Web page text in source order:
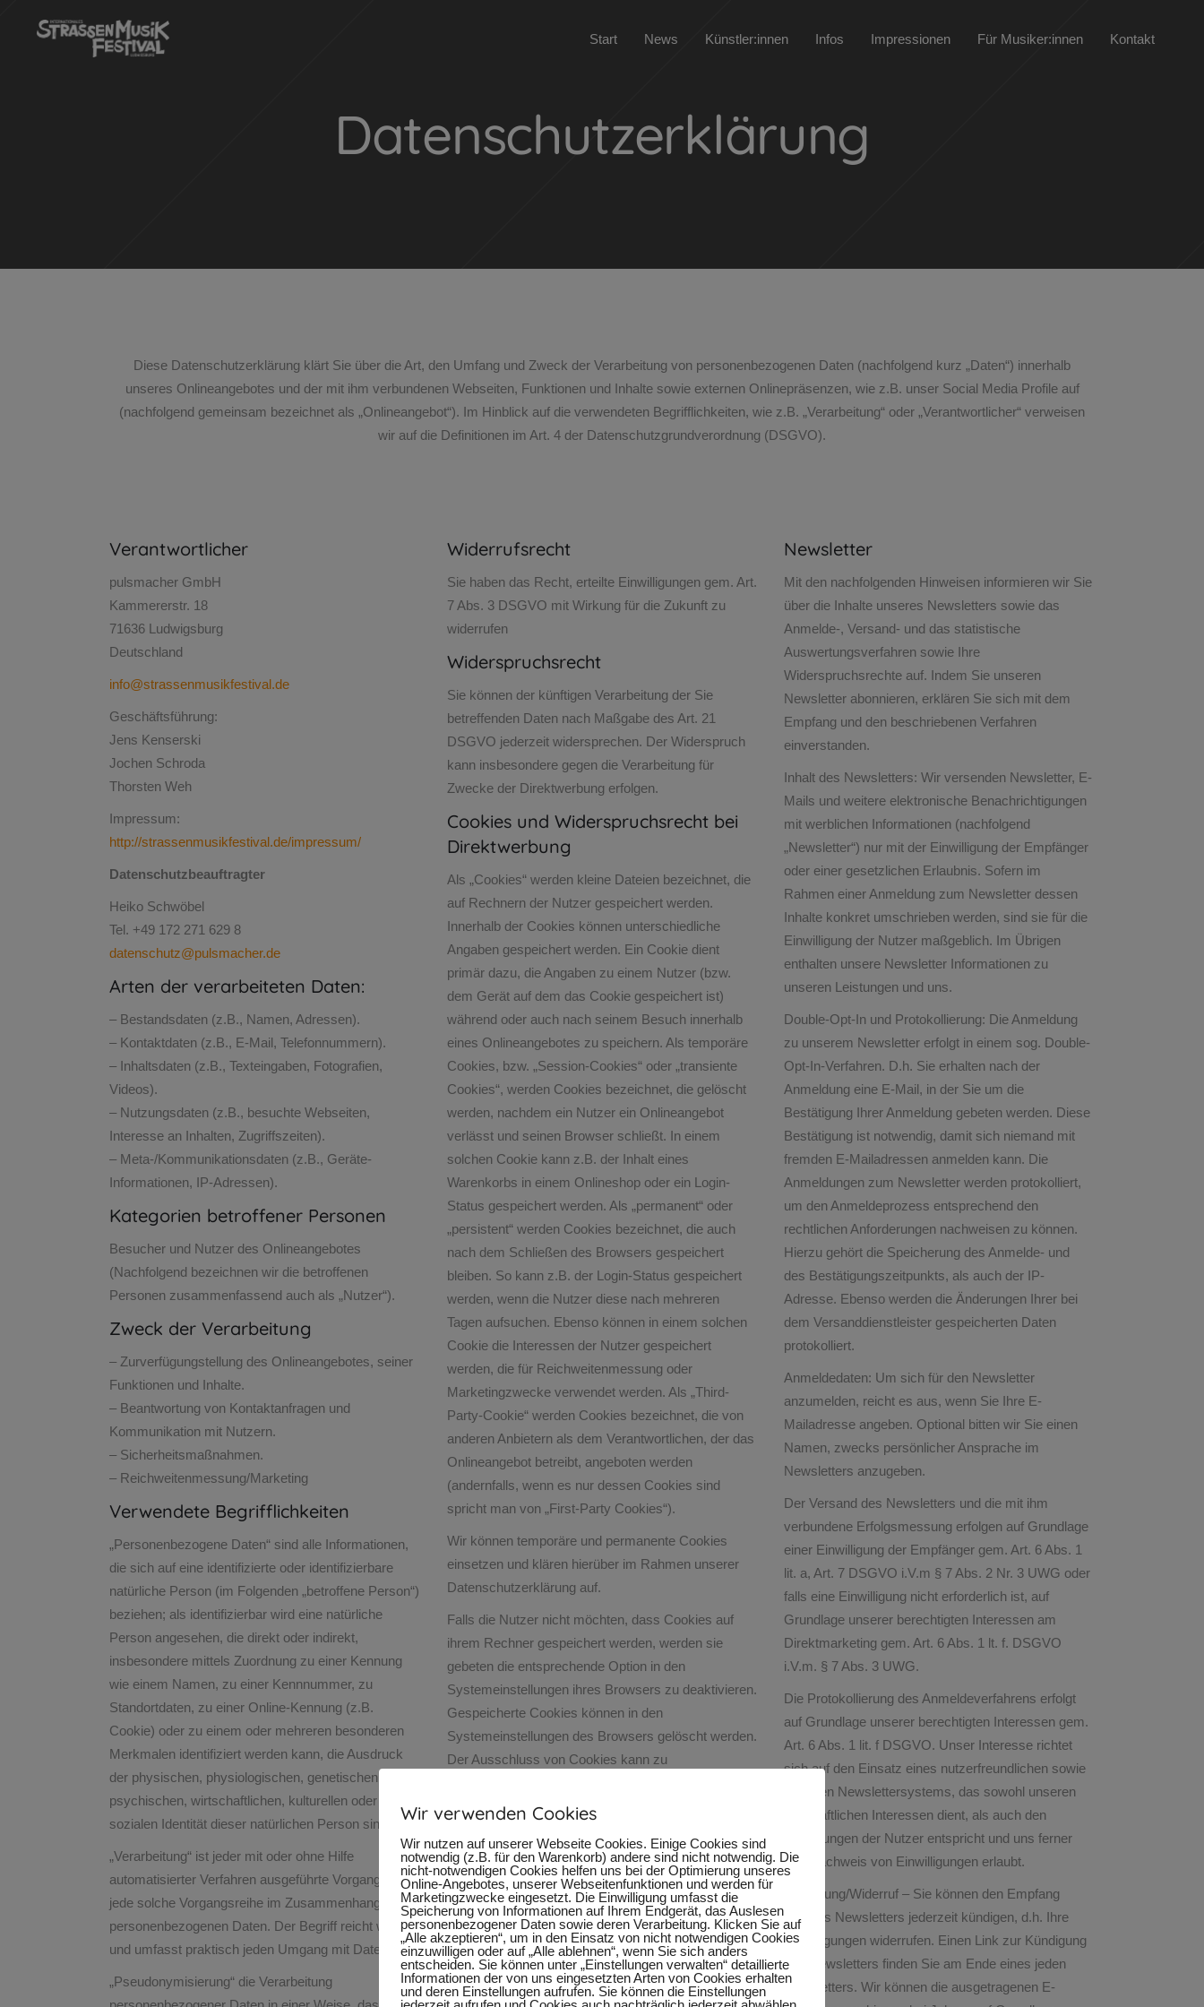
Start News Künstler:innen Infos Impressionen Für Musiker:innen Kontakt
Datenschutzerklärung
Diese Datenschutzerklärung klärt Sie über die Art, den Umfang und Zweck der Verarbeitung von personenbezogenen Daten (nachfolgend kurz „Daten“) innerhalb
unseres Onlineangebotes und der mit ihm verbundenen Webseiten, Funktionen und Inhalte sowie externen Onlinepräsenzen, wie z.B. unser Social Media Profile auf
(nachfolgend gemeinsam bezeichnet als „Onlineangebot“). Im Hinblick auf die verwendeten Begrifflichkeiten, wie z.B. „Verarbeitung“ oder „Verantwortlicher“ verweisen
wir auf die Definitionen im Art. 4 der Datenschutzgrundverordnung (DSGVO).
Verantwortlicher
pulsmacher GmbH
Kammererstr. 18
71636 Ludwigsburg
Deutschland
info@strassenmusikfestival.de
Geschäftsführung:
Jens Kenserski
Jochen Schroda
Thorsten Weh
Impressum:
http://strassenmusikfestival.de/impressum/
Datenschutzbeauftragter
Heiko Schwöbel
Tel. +49 172 271 629 8
datenschutz@pulsmacher.de
Arten der verarbeiteten Daten:
– Bestandsdaten (z.B., Namen, Adressen).
– Kontaktdaten (z.B., E-Mail, Telefonnummern).
– Inhaltsdaten (z.B., Texteingaben, Fotografien,
Videos).
– Nutzungsdaten (z.B., besuchte Webseiten,
Interesse an Inhalten, Zugriffszeiten).
– Meta-/Kommunikationsdaten (z.B., Geräte-
Informationen, IP-Adressen).
Kategorien betroffener Personen
Besucher und Nutzer des Onlineangebotes
(Nachfolgend bezeichnen wir die betroffenen
Personen zusammenfassend auch als „Nutzer“).
Zweck der Verarbeitung
– Zurverfügungstellung des Onlineangebotes, seiner
Funktionen und Inhalte.
– Beantwortung von Kontaktanfragen und
Kommunikation mit Nutzern.
– Sicherheitsmaßnahmen.
– Reichweitenmessung/Marketing
Verwendete Begrifflichkeiten
„Personenbezogene Daten“ sind alle Informationen,
die sich auf eine identifizierte oder identifizierbare
natürliche Person (im Folgenden „betroffene Person“)
beziehen; als identifizierbar wird eine natürliche
Person angesehen, die direkt oder indirekt,
insbesondere mittels Zuordnung zu einer Kennung
wie einem Namen, zu einer Kennnummer, zu
Standortdaten, zu einer Online-Kennung (z.B.
Cookie) oder zu einem oder mehreren besonderen
Merkmalen identifiziert werden kann, die Ausdruck
der physischen, physiologischen, genetischen,
psychischen, wirtschaftlichen, kulturellen oder
sozialen Identität dieser natürlichen Person sind.
„Verarbeitung“ ist jeder mit oder ohne Hilfe
automatisierter Verfahren ausgeführte Vorgang oder
jede solche Vorgangsreihe im Zusammenhang mit
personenbezogenen Daten. Der Begriff reicht weit
und umfasst praktisch jeden Umgang mit Daten.
„Pseudonymisierung“ die Verarbeitung
Widerrufsrecht
Sie haben das Recht, erteilte Einwilligungen gem. Art.
7 Abs. 3 DSGVO mit Wirkung für die Zukunft zu
widerrufen
Widerspruchsrecht
Sie können der künftigen Verarbeitung der Sie
betreffenden Daten nach Maßgabe des Art. 21
DSGVO jederzeit widersprechen. Der Widerspruch
kann insbesondere gegen die Verarbeitung für
Zwecke der Direktwerbung erfolgen.
Cookies und Widerspruchsrecht bei
Direktwerbung
Als „Cookies“ werden kleine Dateien bezeichnet, die
auf Rechnern der Nutzer gespeichert werden.
Innerhalb der Cookies können unterschiedliche
Angaben gespeichert werden. Ein Cookie dient
primär dazu, die Angaben zu einem Nutzer (bzw.
dem Gerät auf dem das Cookie gespeichert ist)
während oder auch nach seinem Besuch innerhalb
eines Onlineangebotes zu speichern. Als temporäre
Cookies, bzw. „Session-Cookies“ oder „transiente
Cookies“, werden Cookies bezeichnet, die gelöscht
werden, nachdem ein Nutzer ein Onlineangebot
verlässt und seinen Browser schließt. In einem
solchen Cookie kann z.B. der Inhalt eines
Warenkorbs in einem Onlineshop oder ein Login-
Status gespeichert werden. Als „permanent“ oder
„persistent“ werden Cookies bezeichnet, die auch
nach dem Schließen des Browsers gespeichert
bleiben. So kann z.B. der Login-Status gespeichert
werden, wenn die Nutzer diese nach mehreren
Tagen aufsuchen. Ebenso können in einem solchen
Cookie die Interessen der Nutzer gespeichert
werden, die für Reichweitenmessung oder
Marketingzwecke verwendet werden. Als „Third-
Party-Cookie“ werden Cookies bezeichnet, die von
anderen Anbietern als dem Verantwortlichen, der das
Onlineangebot betreibt, angeboten werden
(andernfalls, wenn es nur dessen Cookies sind
spricht man von „First-Party Cookies“).
Wir können temporäre und permanente Cookies
einsetzen und klären hierüber im Rahmen unserer
Datenschutzerklärung auf.
Falls die Nutzer nicht möchten, dass Cookies auf
ihrem Rechner gespeichert werden, werden sie
gebeten die entsprechende Option in den
Systemeinstellungen ihres Browsers zu deaktivieren.
Gespeicherte Cookies können in den
Systemeinstellungen des Browsers gelöscht werden.
Der Ausschluss von Cookies kann zu
Ein genereller Widerspruch gegen den Einsatz der zu
Zwecken des Onlinemarketing eingesetzten Cookies
kann bei einer Vielzahl der Dienste, vor allem im Fall
des Trackings, über die US-amerikanische Seite
http://www.aboutads.info/choices/oder die EU-Seite
http://www.youronlinechoices.com/erklärt werden.
Des Weiteren kann die Speicherung von Cookies
mittels deren Abschaltung in den Einstellungen des
Newsletter
Mit den nachfolgenden Hinweisen informieren wir Sie
über die Inhalte unseres Newsletters sowie das
Anmelde-, Versand- und das statistische
Auswertungsverfahren sowie Ihre
Widerspruchsrechte auf. Indem Sie unseren
Newsletter abonnieren, erklären Sie sich mit dem
Empfang und den beschriebenen Verfahren
einverstanden.
Inhalt des Newsletters: Wir versenden Newsletter, E-
Mails und weitere elektronische Benachrichtigungen
mit werblichen Informationen (nachfolgend
„Newsletter“) nur mit der Einwilligung der Empfänger
oder einer gesetzlichen Erlaubnis. Sofern im
Rahmen einer Anmeldung zum Newsletter dessen
Inhalte konkret umschrieben werden, sind sie für die
Einwilligung der Nutzer maßgeblich. Im Übrigen
enthalten unsere Newsletter Informationen zu
unseren Leistungen und uns.
Double-Opt-In und Protokollierung: Die Anmeldung
zu unserem Newsletter erfolgt in einem sog. Double-
Opt-In-Verfahren. D.h. Sie erhalten nach der
Anmeldung eine E-Mail, in der Sie um die
Bestätigung Ihrer Anmeldung gebeten werden. Diese
Bestätigung ist notwendig, damit sich niemand mit
fremden E-Mailadressen anmelden kann. Die
Anmeldungen zum Newsletter werden protokolliert,
um den Anmeldeprozess entsprechend den
rechtlichen Anforderungen nachweisen zu können.
Hierzu gehört die Speicherung des Anmelde- und
des Bestätigungszeitpunkts, als auch der IP-
Adresse. Ebenso werden die Änderungen Ihrer bei
dem Versanddienstleister gespeicherten Daten
protokolliert.
Anmeldedaten: Um sich für den Newsletter
anzumelden, reicht es aus, wenn Sie Ihre E-
Mailadresse angeben. Optional bitten wir Sie einen
Namen, zwecks persönlicher Ansprache im
Newsletters anzugeben.
Der Versand des Newsletters und die mit ihm
verbundene Erfolgsmessung erfolgen auf Grundlage
einer Einwilligung der Empfänger gem. Art. 6 Abs. 1
lit. a, Art. 7 DSGVO i.V.m § 7 Abs. 2 Nr. 3 UWG oder
falls eine Einwilligung nicht erforderlich ist, auf
Grundlage unserer berechtigten Interessen am
Direktmarketing gem. Art. 6 Abs. 1 lt. f. DSGVO
i.V.m. § 7 Abs. 3 UWG.
Die Protokollierung des Anmeldeverfahrens erfolgt
auf Grundlage unserer berechtigten Interessen gem.
Art. 6 Abs. 1 lit. f DSGVO. Unser Interesse richtet
sich auf den Einsatz eines nutzerfreundlichen sowie
sicheren Newslettersystems, das sowohl unseren
geschäftlichen Interessen dient, als auch den
Erwartungen der Nutzer entspricht und uns ferner
den Nachweis von Einwilligungen erlaubt.
Kündigung/Widerruf – Sie können den Empfang
unseres Newsletters jederzeit kündigen, d.h. Ihre
Einwilligungen widerrufen. Einen Link zur Kündigung
des Newsletters finden Sie am Ende eines jeden
Newsletters. Wir können die ausgetragenen E-
Wir verwenden Cookies
Wir nutzen auf unserer Webseite Cookies. Einige Cookies sind
notwendig (z.B. für den Warenkorb) andere sind nicht notwendig. Die
nicht-notwendigen Cookies helfen uns bei der Optimierung unseres
Online-Angebotes, unserer Webseitenfunktionen und werden für
Marketingzwecke eingesetzt. Die Einwilligung umfasst die
Speicherung von Informationen auf Ihrem Endgerät, das Auslesen
personenbezogener Daten sowie deren Verarbeitung. Klicken Sie auf
„Alle akzeptieren“, um in den Einsatz von nicht notwendigen Cookies
einzuwilligen oder auf „Alle ablehnen“, wenn Sie sich anders
entscheiden. Sie können unter „Einstellungen verwalten“ detaillierte
Informationen der von uns eingesetzten Arten von Cookies erhalten
und deren Einstellungen aufrufen. Sie können die Einstellungen